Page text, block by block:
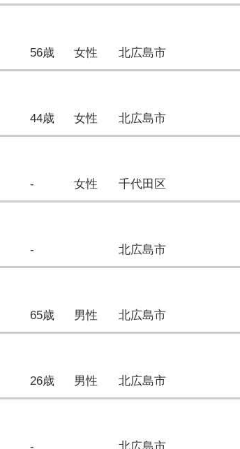
56歳 女性 北広島市
44歳 女性 北広島市
- 女性 千代田区
- 北広島市
65歳 男性 北広島市
26歳 男性 北広島市